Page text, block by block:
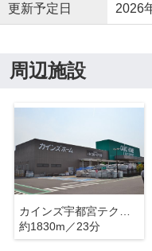
更新予定日 2026
周辺施設
約1830m／23分